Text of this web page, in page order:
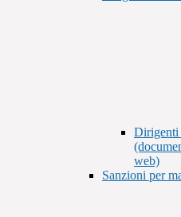
Dirigenti
web)
Sanzioni per